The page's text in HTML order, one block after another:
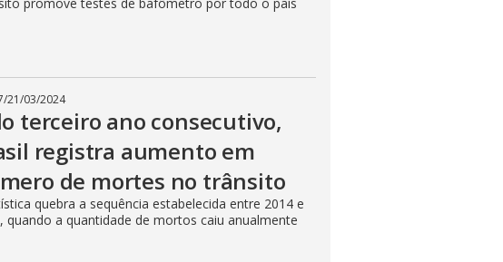
/21/03/2024
terceiro ano consecutivo,
registra aumento em
de mortes no trânsito
quebra a sequência estabelecida entre 2014 e
quando a quantidade de mortos caiu anualmente